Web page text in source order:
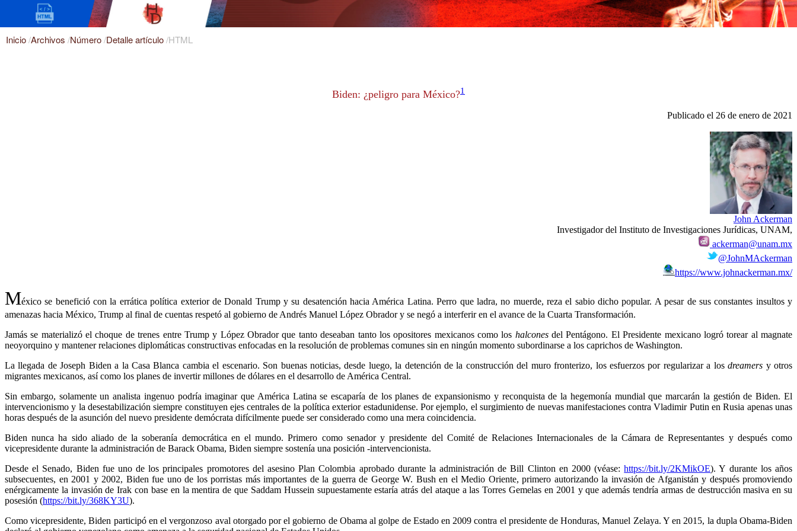
Inicio/Archivos /Número/Detalle artículo/HTML